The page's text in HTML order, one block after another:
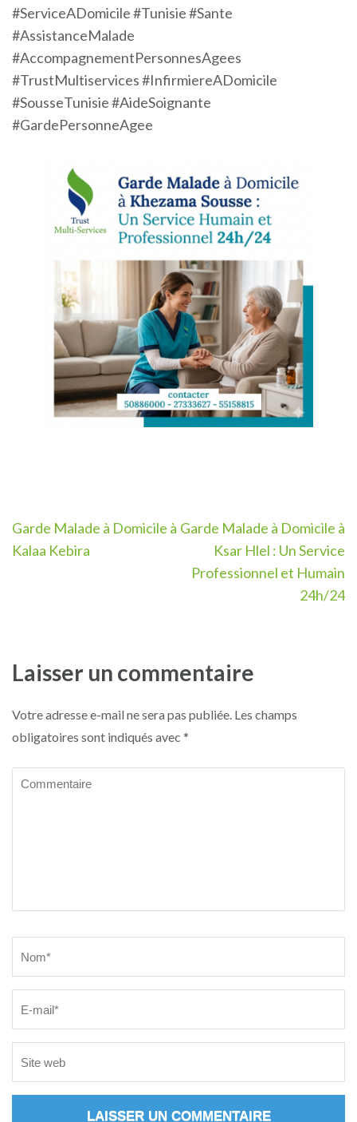
#ServiceADomicile #Tunisie #Sante
#AssistanceMalade
#AccompagnementPersonnesAgees
#TrustMultiservices #InfirmiereADomicile
#SousseTunisie #AideSoignante
#GardePersonneAgee
Navigation
de
Garde Malade à Domicile à
Kalaa Kebira
Garde Malade à Domicile à
Ksar Hlel : Un Service
Professionnel et Humain
24h/24
Laisser un commentaire
Votre adresse e-mail ne sera pas publiée. Les champs
obligatoires sont indiqués avec *
Commentaire